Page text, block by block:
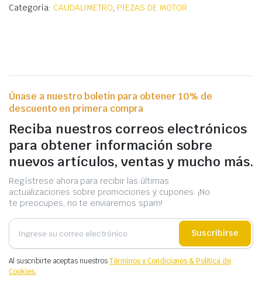
Categoría: CAUDALIMETRO PIEZAS DE MOTOR
Únase a nuestro boletín para obtener 10% de
descuento en primera compra
Reciba nuestros correos electrónicos
para obtener información sobre
nuevos artículos, ventas y mucho más.
Regístrese ahora para recibir las últimas
actualizaciones sobre promociones y cupones. ¡No
te preocupes, no te enviaremos spam!
Suscribirse
Al suscribirte aceptas nuestrosTérminos y Condiciones & Política de
Cookies.